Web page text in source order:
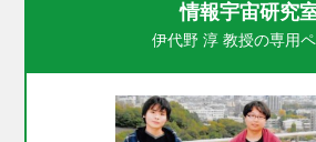
情報宇宙研究
伊代野 淳 教授の専用